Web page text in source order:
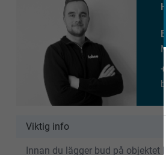
Viktig info
Innan du lägger bud på